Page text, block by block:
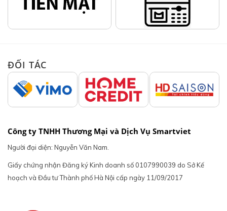
ĐỐI TÁC
Công ty TNHH Thương Mại và Dịch Vụ Smartviet
Người đại diện: Nguyễn Văn Nam.
Giấy chứng nhận Đăng ký Kinh doanh số 0107990039 do Sở Kế
hoạch và Đầu tư Thành phố Hà Nội cấp ngày 11/09/2017